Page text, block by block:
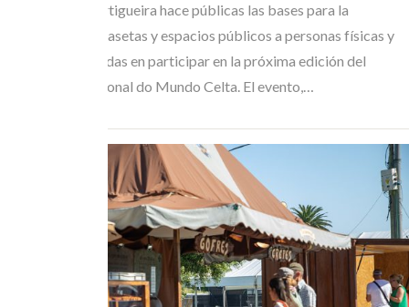
El Concello de Ortigueira hace públicas las bases para la
adjudicación de casetas y espacios públicos a personas físicas y
jurídicas interesadas en participar en la próxima edición del
Festival Internacional do Mundo Celta. El evento,…